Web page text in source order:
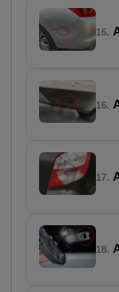
15.
16.
17.
18.